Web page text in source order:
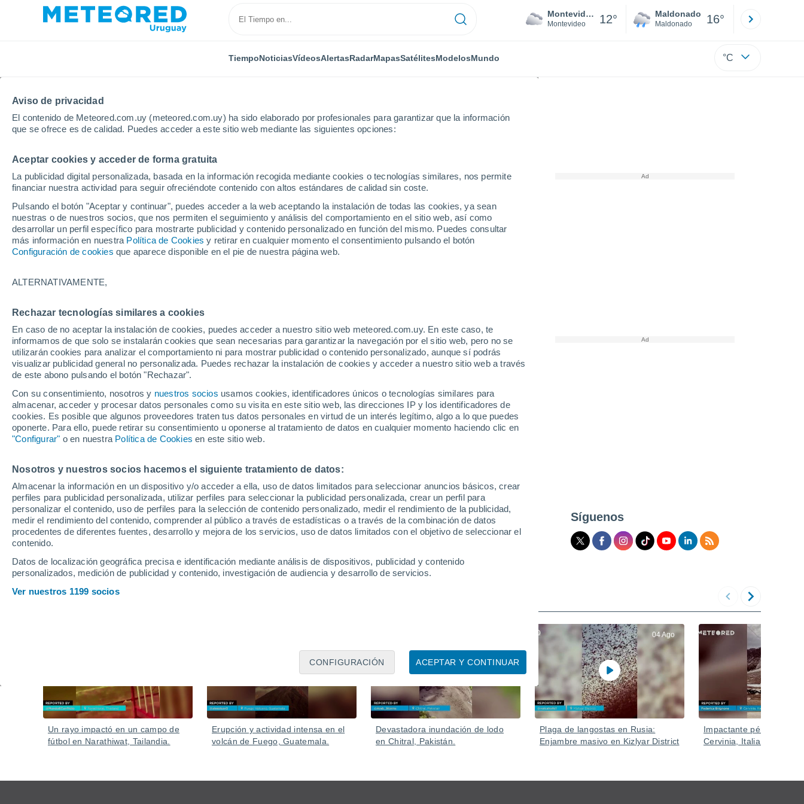
Aviso de privacidad
El contenido de Meteored.com.uy (meteored.com.uy) ha sido elaborado por profesionales para garantizar que la información
que se ofrece es de calidad. Puedes acceder a este sitio web mediante las siguientes opciones:
Aceptar cookies y acceder de forma gratuita
La publicidad digital personalizada, basada en la información recogida mediante cookies o tecnologías similares, nos permite
financiar nuestra actividad para seguir ofreciéndote contenido con altos estándares de calidad sin coste.
Pulsando el botón "Aceptar y continuar", puedes acceder a la web aceptando la instalación de todas las cookies, ya sean
nuestras o de nuestros socios, que nos permiten el seguimiento y análisis del comportamiento en el sitio web, así como
desarrollar un perfil específico para mostrarte publicidad y contenido personalizado en función del mismo. Puedes consultar
más información en nuestra Política de Cookies y retirar en cualquier momento el consentimiento pulsando el botón
Configuración de cookies que aparece disponible en el pie de nuestra página web.
ALTERNATIVAMENTE,
Rechazar tecnologías similares a cookies
En caso de no aceptar la instalación de cookies, puedes acceder a nuestro sitio web meteored.com.uy. En este caso, te
informamos de que solo se instalarán cookies que sean necesarias para garantizar la navegación por el sitio web, pero no se
utilizarán cookies para analizar el comportamiento ni para mostrar publicidad o contenido personalizado, aunque sí podrás
visualizar publicidad general no personalizada. Puedes rechazar la instalación de cookies y acceder a nuestro sitio web a través
de este abono pulsando el botón "Rechazar".
Con su consentimiento, nosotros y nuestros socios usamos cookies, identificadores únicos o tecnologías similares para
almacenar, acceder y procesar datos personales como su visita en este sitio web, las direcciones IP y los identificadores de
cookies. Es posible que algunos proveedores traten tus datos personales en virtud de un interés legítimo, algo a lo que puedes
oponerte. Para ello, puede retirar su consentimiento u oponerse al tratamiento de datos en cualquier momento haciendo clic en
"Configurar" o en nuestra Política de Cookies en este sitio web.
Nosotros y nuestros socios hacemos el siguiente tratamiento de datos:
Almacenar la información en un dispositivo y/o acceder a ella, uso de datos limitados para seleccionar anuncios básicos, crear
perfiles para publicidad personalizada, utilizar perfiles para seleccionar la publicidad personalizada, crear un perfil para
personalizar el contenido, uso de perfiles para la selección de contenido personalizado, medir el rendimiento de la publicidad,
medir el rendimiento del contenido, comprender al público a través de estadísticas o a través de la combinación de datos
procedentes de diferentes fuentes, desarrollo y mejora de los servicios, uso de datos limitados con el objetivo de seleccionar el
contenido.
Datos de localización geográfica precisa e identificación mediante análisis de dispositivos, publicidad y contenido
personalizados, medición de publicidad y contenido, investigación de audiencia y desarrollo de servicios.
Ver nuestros 1199 socios
ACEPTAR Y CONTINUAR
CONFIGURACIÓN
Montevideo
Montevideo 12° Maldonado
Maldonado 16°
TiempoNoticiasVídeosAlertasRadarMapasSatélitesModelosMundo °C
Inicio Vídeos Calles convertidas en ríos en Bauru, Brasil
Calles convertidas en ríos en Bauru, Brasil
Las autoridades locales activaron protocolos de emergencia y recomendaron a la población evitar
desplazamientos ante la gran cantidad de agua en la vía pública, donde decenas de coches fueron arrastrados.
Síguenos
Vídeos
Un rayo impactó en un campo de
fútbol en Narathiwat, Tailandia.
Erupción y actividad intensa en el
volcán de Fuego, Guatemala.
Devastadora inundación de lodo
en Chitral, Pakistán.
04 Ago
Plaga de langostas en Rusia:
Enjambre masivo en Kizlyar District
Impactante pérdida de
Cervinia, Italia.